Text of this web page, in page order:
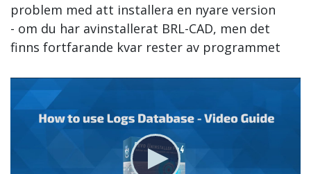
problem med att installera en nyare version
- om du har avinstallerat BRL-CAD, men det
finns fortfarande kvar rester av programmet